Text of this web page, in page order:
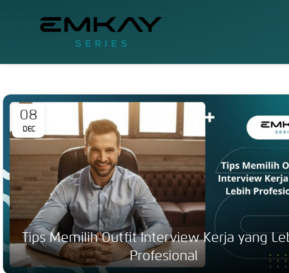
03
DEC
Cobain Parfum Pria ini, Agar Tetap Segar
Seharian!